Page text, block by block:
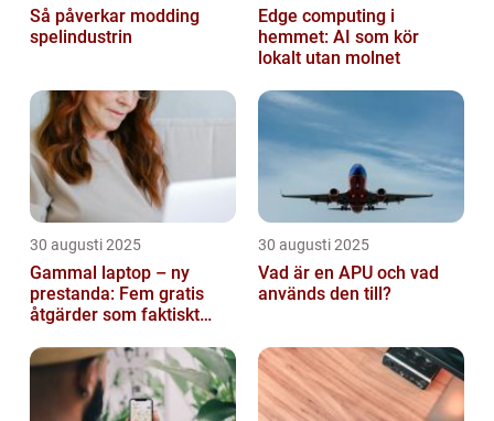
Så påverkar modding
spelindustrin
Edge computing i
hemmet: AI som kör
lokalt utan molnet
30 augusti 2025
Gammal laptop – ny
prestanda: Fem gratis
åtgärder som faktiskt
30 augusti 2025
Vad är en APU och vad
används den till?